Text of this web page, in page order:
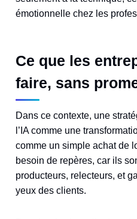
émotionnelle chez les
Ce que les
faire, sans
Dans ce contexte, une
l’IA comme une
comme un simple achat de
besoin de repères, car ils
producteurs, relecteurs, et
yeux des clients.